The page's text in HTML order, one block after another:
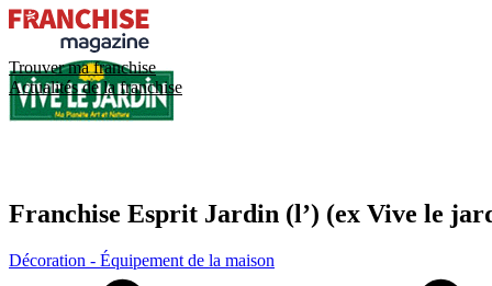
Trouver ma franchise
Actualités de la franchise
Franchise Esprit Jardin (l’) (ex Vive le
Décoration - Équipement de la maison